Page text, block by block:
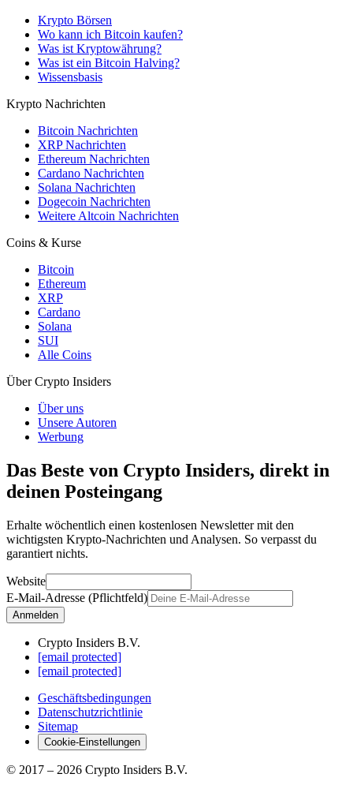
Krypto Börsen
Wo kann ich Bitcoin kaufen?
Was ist Kryptowährung?
Was ist ein Bitcoin Halving?
Wissensbasis
Krypto Nachrichten
Bitcoin Nachrichten
XRP Nachrichten
Ethereum Nachrichten
Cardano Nachrichten
Solana Nachrichten
Dogecoin Nachrichten
Weitere Altcoin Nachrichten
Coins & Kurse
Bitcoin
Ethereum
XRP
Cardano
Solana
SUI
Alle Coins
Über Crypto Insiders
Über uns
Unsere Autoren
Werbung
Das Beste von Crypto Insiders, direkt in
deinen Posteingang
Erhalte wöchentlich einen kostenlosen Newsletter mit den
wichtigsten Krypto-Nachrichten und Analysen. So verpasst du
garantiert nichts.
Website
E-Mail-Adresse (Pflichtfeld)
Anmelden
Crypto Insiders B.V.
[email protected]
[email protected]
Geschäftsbedingungen
Datenschutzrichtlinie
Sitemap
Cookie-Einstellungen
© 2017 – 2026 Crypto Insiders B.V.